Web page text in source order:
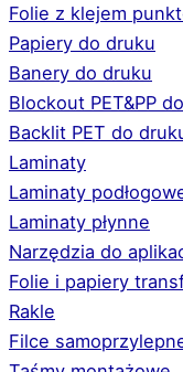
Folie z klejem
Papiery do druku
Banery do druku
Blockout PET&PP
Backlit PET do
Laminaty
Laminaty
Laminaty płynne
Narzędzia do
Folie i papiery
Rakle
Filce